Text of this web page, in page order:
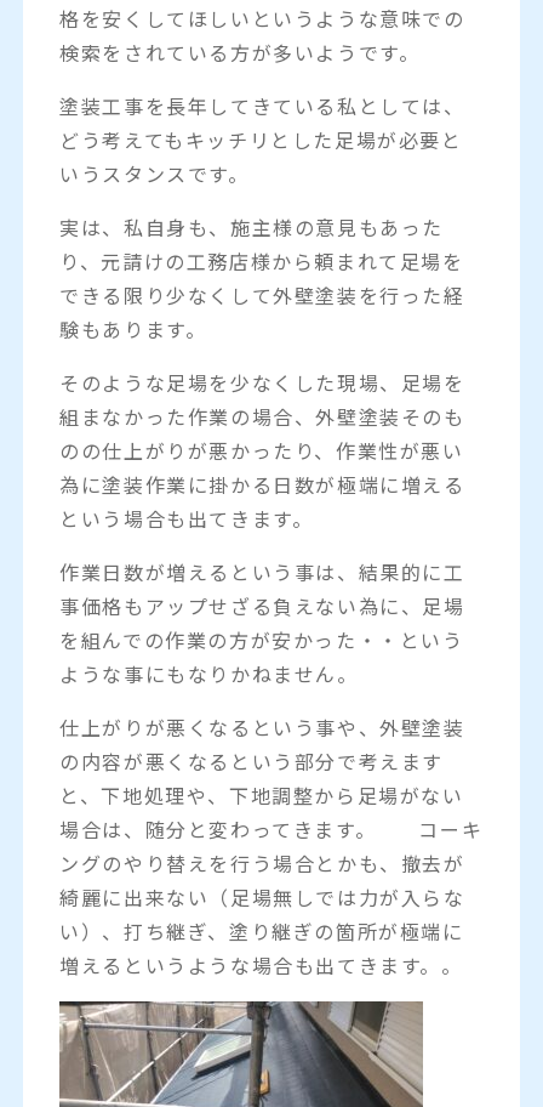
格を安くしてほしいというような意味での
検索をされている方が多いようです。
塗装工事を長年してきている私としては、
どう考えてもキッチリとした足場が必要と
いうスタンスです。
実は、私自身も、施主様の意見もあった
り、元請けの工務店様から頼まれて足場を
できる限り少なくして外壁塗装を行った経
験もあります。
そのような足場を少なくした現場、足場を
組まなかった作業の場合、外壁塗装そのも
のの仕上がりが悪かったり、作業性が悪い
為に塗装作業に掛かる日数が極端に増える
という場合も出てきます。
作業日数が増えるという事は、結果的に工
事価格もアップせざる負えない為に、足場
を組んでの作業の方が安かった・・という
ような事にもなりかねません。
仕上がりが悪くなるという事や、外壁塗装
の内容が悪くなるという部分で考えます
と、下地処理や、下地調整から足場がない
場合は、随分と変わってきます。 コーキ
ングのやり替えを行う場合とかも、撤去が
綺麗に出来ない（足場無しでは力が入らな
い）、打ち継ぎ、塗り継ぎの箇所が極端に
増えるというような場合も出てきます。。